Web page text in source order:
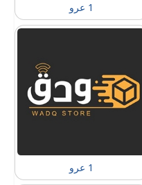
1 عرو
1 عرو